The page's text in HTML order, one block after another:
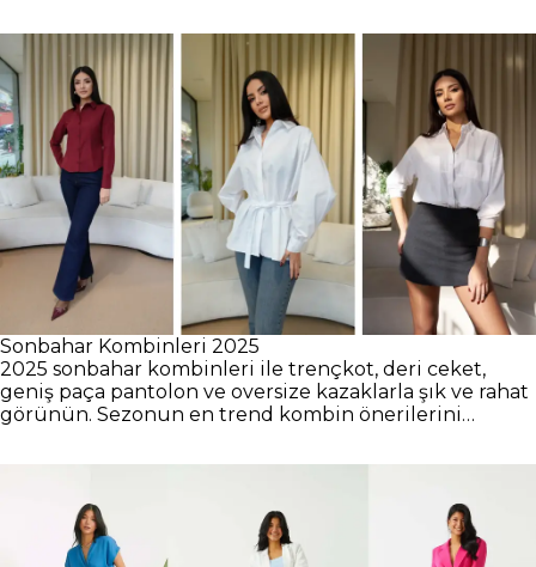
Sonbahar Kombinleri 2025
2025 sonbahar kombinleri ile trençkot, deri ceket,
geniş paça pantolon ve oversize kazaklarla şık ve rahat
görünün. Sezonun en trend kombin önerilerini